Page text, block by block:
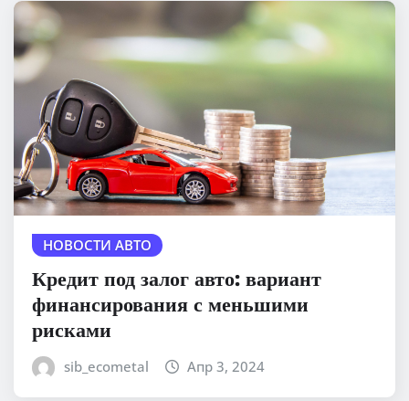
НОВОСТИ АВТО
Кредит под залог авто: вариант
финансирования с меньшими
рисками
sib_ecometal Апр 3, 2024